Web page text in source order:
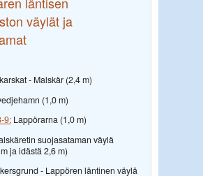
väylät ja
- Malskär (2,4 m)
(1,0 m)
9:Lappörarna (1,0 m)
suojasataman väylä
ja idästä 2,6 m)
- Lappören läntinen väylä